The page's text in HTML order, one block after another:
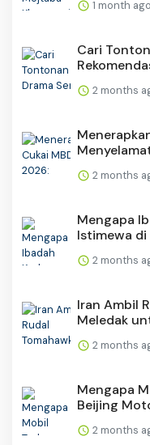
1 month ago
Cari
2 months
2 months
Mengapa
Istimewa di
2 months
Iran Ambil
Meledak
2 months
Mengapa
Beijing
2 months